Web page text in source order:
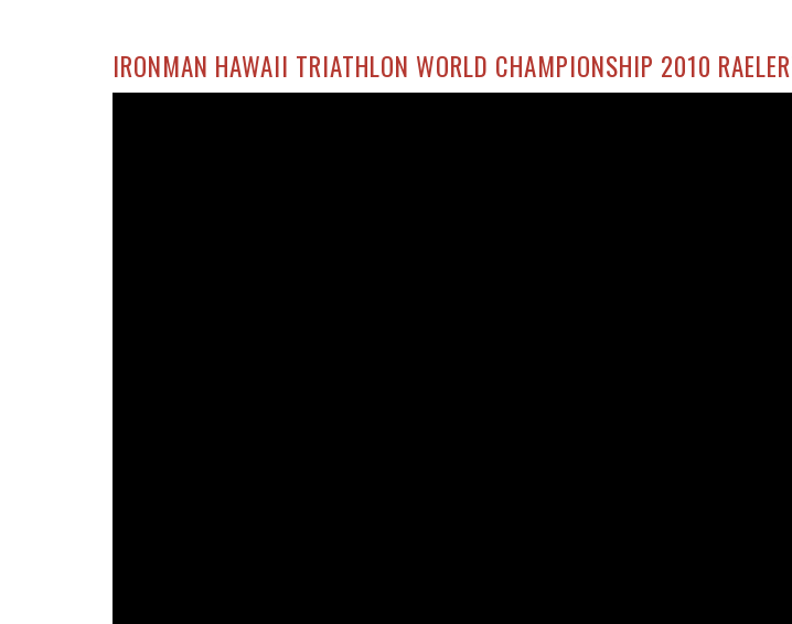
IRONMAN HAWAII TRIATHLON WORLD CHAMPIONSHIP 2010